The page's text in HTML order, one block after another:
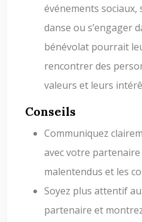
événements sociaux,
danse ou s’engager
bénévolat pourrait
rencontrer des
valeurs et leurs
Conseils
Communiquez
avec votre
malentendus et les
Soyez plus attentif
partenaire et